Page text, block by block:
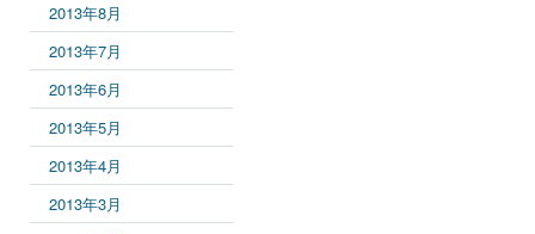
2013年8月
2013年7月
2013年6月
2013年5月
2013年4月
2013年3月